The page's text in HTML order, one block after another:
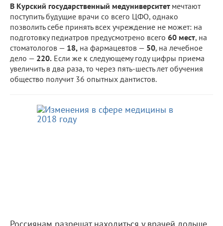
В Курский государственный медуниверситет мечтают
поступить будущие врачи со всего ЦФО, однако
позволить себе принять всех учреждение не может: на
подготовку педиатров предусмотрено всего 60 мест, на
стоматологов — 18, на фармацевтов — 50, на лечебное
дело — 220. Если же к следующему году цифры приема
увеличить в два раза, то через пять-шесть лет обучения
общество получит 36 опытных дантистов.